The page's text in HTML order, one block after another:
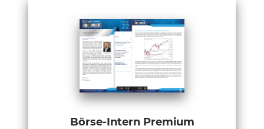
Börse-Intern Premium